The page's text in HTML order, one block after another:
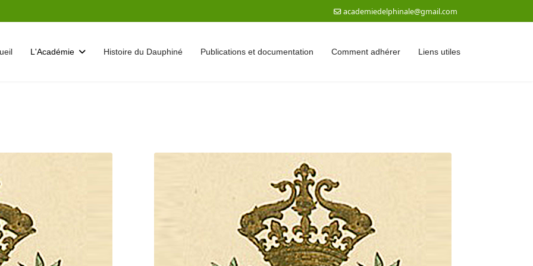
academiedelphinale@gmail.com
L'Académie Histoire du Dauphiné Publications et documentation Comment adhérer Liens utiles